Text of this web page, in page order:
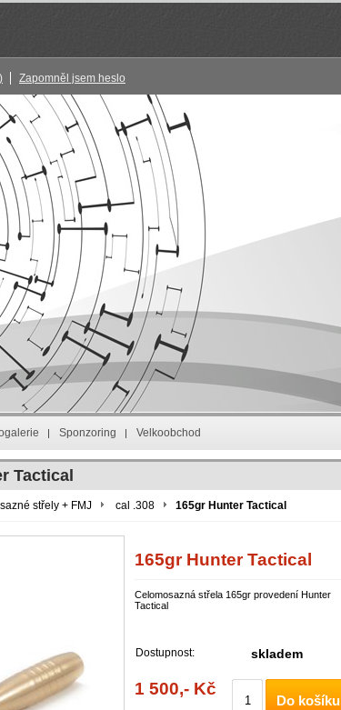
Zapomněl jsem heslo
Sponzoring Velkoobchod
Tactical
střely + FMJ cal .308 165gr Hunter Tactical
165gr Hunter Tactical
Celomosazná střela 165gr provedení Hunter
Tactical
Dostupnost: skladem
1 500,- Kč
Do košíku